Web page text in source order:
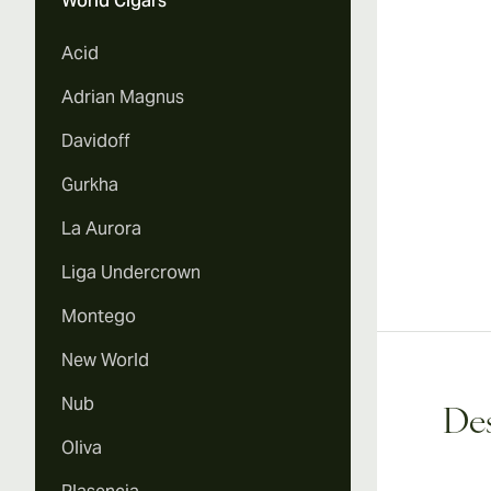
Acid
Adrian Magnus
Davidoff
Gurkha
La Aurora
Liga Undercrown
Montego
New World
Nub
Oliva